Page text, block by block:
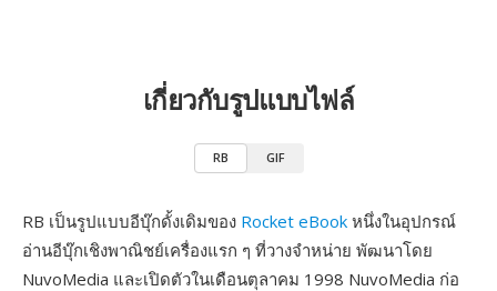
เกี่ยวกับรูปแบบไฟล์
RB GIF
RB เป็นรูปแบบอีบุ๊กดั้งเดิมของ Rocket eBook หนึ่งในอุปกรณ์
อ่านอีบุ๊กเชิงพาณิชย์เครื่องแรก ๆ ที่วางจำหน่าย พัฒนาโดย
NuvoMedia และเปิดตัวในเดือนตุลาคม 1998 NuvoMedia ก่อ